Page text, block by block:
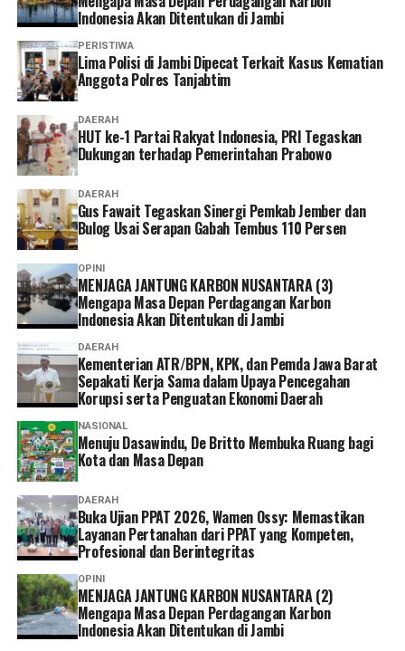
administrasi sesuai kebutuhan dan kondisi masing-
masing.
Ia pun menganggap kepesertaan JKN penting dimiliki
sebagai bentuk perlindungan kesehatan bagi diri sendiri
dan keluarga sekaligus mendukung keberlangsungan
Program JKN.
“Menurut saya, layanan non tatap muka ini sangat
memudahkan karena semua urusan administrasi bisa
diakses cukup melalui handphone. Saya berharap ke
depannya layanannya terus dikembangkan agar semakin
mudah digunakan dan kendala teknis bisa semakin
diminimalkan. Dengan begitu, peserta bisa mengurus
administrasi dengan lebih cepat tanpa harus datang dan
mengantre di kantor,” tuturnya. (*)
Indonesia Akan Ditentukan di Jambi
PERISTIWA
Lima Polisi di Jambi Dipecat Terkait Kasus Kematian
Anggota Polres Tanjabtim
DAERAH
HUT ke-1 Partai Rakyat Indonesia, PRI Tegaskan
Dukungan terhadap Pemerintahan Prabowo
DAERAH
Gus Fawait Tegaskan Sinergi Pemkab Jember dan
Bulog Usai Serapan Gabah Tembus 110 Persen
OPINI
MENJAGA JANTUNG KARBON NUSANTARA (3)
Mengapa Masa Depan Perdagangan Karbon
Indonesia Akan Ditentukan di Jambi
DAERAH
Kementerian ATR/BPN, KPK, dan Pemda Jawa Barat
Sepakati Kerja Sama dalam Upaya Pencegahan
Korupsi serta Penguatan Ekonomi Daerah
NASIONAL
Menuju Dasawindu, De Britto Membuka Ruang bagi
Kota dan Masa Depan
DAERAH
Buka Ujian PPAT 2026, Wamen Ossy: Memastikan
Layanan Pertanahan dari PPAT yang Kompeten,
Profesional dan Berintegritas
OPINI
MENJAGA JANTUNG KARBON NUSANTARA (2)
Mengapa Masa Depan Perdagangan Karbon
Indonesia Akan Ditentukan di Jambi